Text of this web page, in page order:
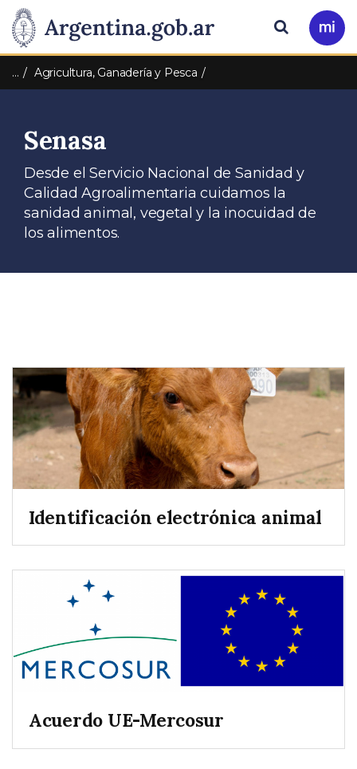
Presidencia
de
Nación
Pasar al contenido principal
Ir
a
Buscar
… Agricultura, Ganadería y Pesca
Senasa
Desde el Servicio Nacional de Sanidad y
Calidad Agroalimentaria cuidamos la
sanidad animal, vegetal y la inocuidad de
los alimentos.
Identificación electrónica animal
Acuerdo UE-Mercosur